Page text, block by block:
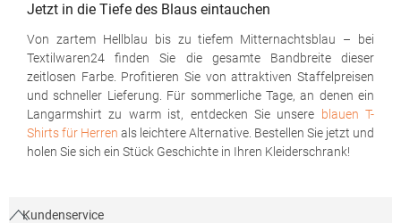
Jetzt in die Tiefe des Blaus eintauchen
Von zartem Hellblau bis zu tiefem Mitternachtsblau – bei
Textilwaren24 finden Sie die gesamte Bandbreite dieser
zeitlosen Farbe. Profitieren Sie von attraktiven Staffelpreisen
und schneller Lieferung. Für sommerliche Tage, an denen ein
Langarmshirt zu warm ist, entdecken Sie unsere
blauen T-
Shirts für Herren als leichtere Alternative. Bestellen Sie jetzt und
holen Sie sich ein Stück Geschichte in Ihren Kleiderschrank!
Kundenservice